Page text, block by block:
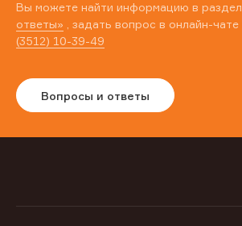
Вы можете найти информацию в
ответы» , задать вопрос в онлайн-чате
(3512) 10-39-49
Вопросы и ответы